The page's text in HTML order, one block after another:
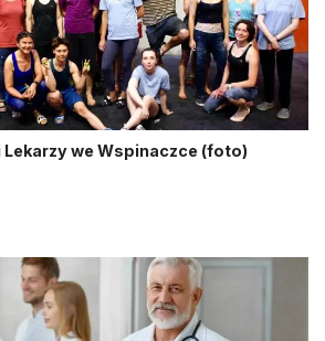
we Wspinaczce (foto)